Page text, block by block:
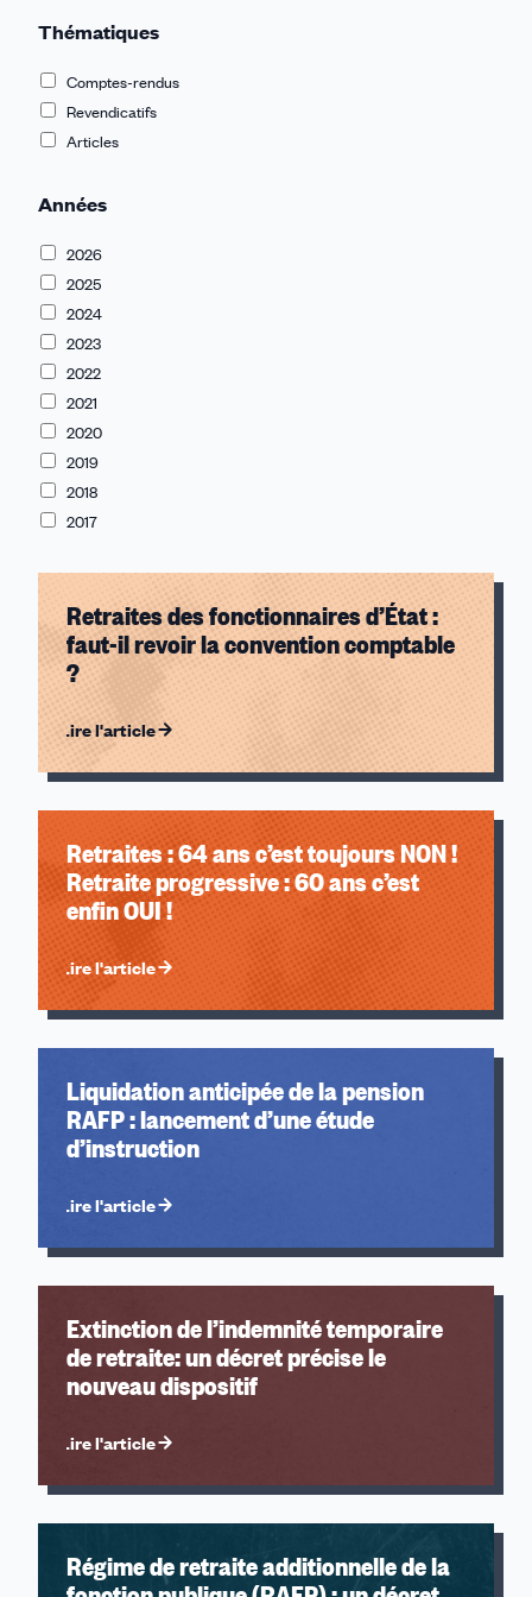
Thématiques
Comptes-rendus
Revendicatifs
Articles
Années
2026
2025
2024
2023
2022
2021
2020
2019
2018
2017
Retraites des fonctionnaires d’État :
faut-il revoir la convention comptable
?
Lire l'article
Retraites : 64 ans c’est toujours NON !
Retraite progressive : 60 ans c’est
enfin OUI !
Lire l'article
Liquidation anticipée de la pension
RAFP : lancement d’une étude
d’instruction
Lire l'article
Extinction de l’indemnité temporaire
de retraite: un décret précise le
nouveau dispositif
Lire l'article
Régime de retraite additionnelle de la